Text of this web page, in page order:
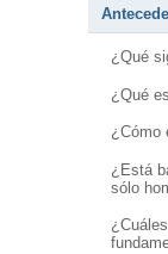
¿Qué
¿Qué
¿Cómo
¿Está
sólo